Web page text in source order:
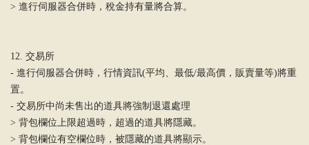
> 進行伺服器合併時，稅金持有量將合算。
12. 交易所
- 進行伺服器合併時，行情資訊(平均、最低/最高價，販賣量等)將重
置。
- 交易所中尚未售出的道具將強制退還處理
> 背包欄位上限超過時，超過的道具將隱藏。
> 背包欄位有空欄位時，被隱藏的道具將顯示。